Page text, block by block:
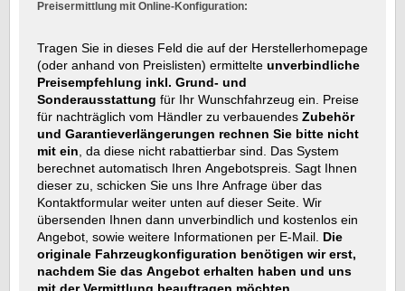
Preisermittlung mit Online-Konfiguration:
Tragen Sie in dieses Feld die auf der Herstellerhomepage
(oder anhand von Preislisten) ermittelte unverbindliche
Preisempfehlung inkl. Grund- und
Sonderausstattung für Ihr Wunschfahrzeug ein. Preise
für nachträglich vom Händler zu verbauendes Zubehör
und Garantieverlängerungen rechnen Sie bitte nicht
mit ein , da diese nicht rabattierbar sind. Das System
berechnet automatisch Ihren Angebotspreis. Sagt Ihnen
dieser zu, schicken Sie uns Ihre Anfrage über das
Kontaktformular weiter unten auf dieser Seite. Wir
übersenden Ihnen dann unverbindlich und kostenlos ein
Angebot, sowie weitere Informationen per E-Mail. Die
originale Fahrzeugkonfiguration benötigen wir erst,
nachdem Sie das Angebot erhalten haben und uns